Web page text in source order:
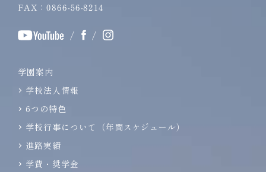
FAX：0866-56-8214
/ /
学園案内
学校法人情報
6つの特色
学校行事について（年間スケジュール）
進路実績
学費・奨学金